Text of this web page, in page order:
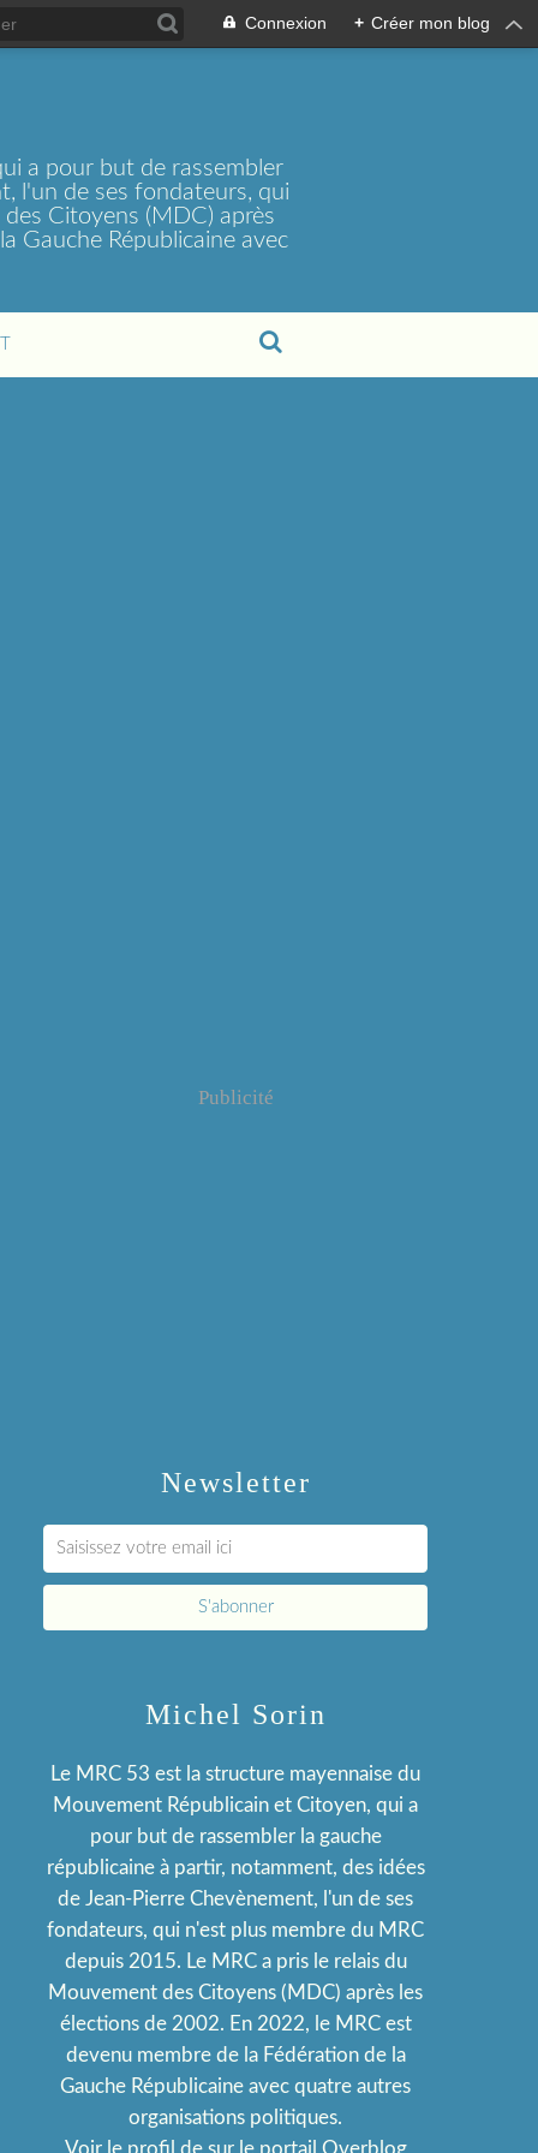
Connexion + Créer mon blog
a pour but de rassembler
l'un de ses fondateurs, qui
Citoyens (MDC) après
Gauche Républicaine avec
Newsletter
Publicité
Michel Sorin
Le MRC 53 est la structure mayennaise du
Mouvement Républicain et Citoyen, qui a
pour but de rassembler la gauche
républicaine à partir, notamment, des idées
de Jean-Pierre Chevènement, l'un de ses
fondateurs, qui n'est plus membre du MRC
depuis 2015. Le MRC a pris le relais du
Mouvement des Citoyens (MDC) après les
élections de 2002. En 2022, le MRC est
devenu membre de la Fédération de la
Gauche Républicaine avec quatre autres
organisations politiques.
Voir le profil de sur le portail Overblog